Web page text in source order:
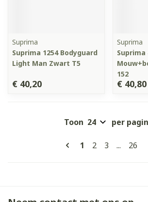
Suprima
Suprima 1254 Bodyguard
Light Man Zwart T5
€ 40,20
Suprima
Suprima
152
€ 40,80
Pagina's
U lees
1 Pagina
2 Pagina
3 ... 26
Toon per